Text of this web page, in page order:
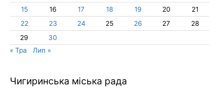
15
16 17 18 19 20
21
22
23 24 25 26 27
28
29
30
« Тра
Лип »
Чигиринська міська рада